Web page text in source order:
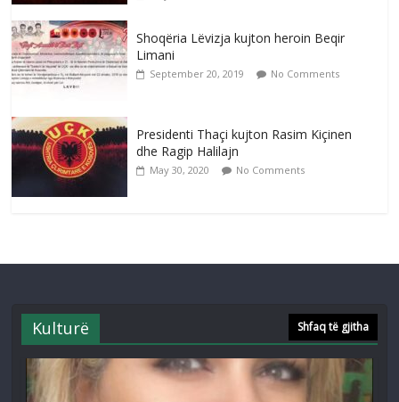
Shoqëria Lëvizja kujton heroin Beqir
Limani
September 20, 2019 No Comments
Presidenti Thaçi kujton Rasim Kiçinen
dhe Ragip Halilajn
May 30, 2020 No Comments
Kulturë Shfaq të gjitha